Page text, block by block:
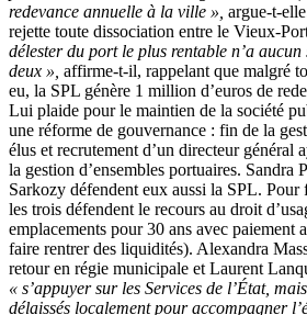
redevance annuelle à la ville », argue-t-
rejette toute dissociation entre le Vieux-
délester du port le plus rentable n’a
deux », affirme-t-il, rappelant que malgré
eu, la SPL génère 1 million d’euros de
Lui plaide pour le maintien de la société
une réforme de gouvernance : fin de la
élus et recrutement d’un directeur général
la gestion d’ensembles portuaires. Sandra
Sarkozy défendent eux aussi la SPL. Pour
les trois défendent le recours au droit
emplacements pour 30 ans avec paiement
faire rentrer des liquidités). Alexandra
retour en régie municipale et Laurent
« s’appuyer sur les Services de l’État,
délaissés localement pour accompagner